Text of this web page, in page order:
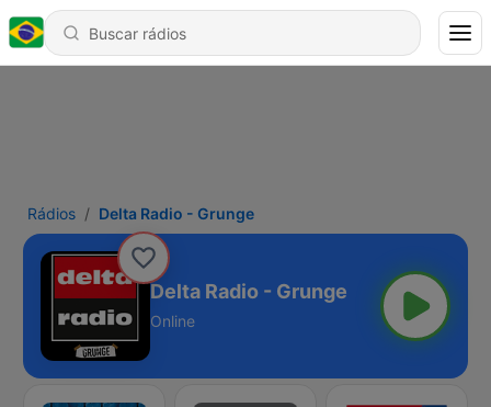
Rádios Delta Radio - Grunge
Delta Radio - Grunge
Online